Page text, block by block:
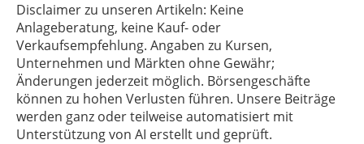
Disclaimer zu unseren Artikeln: Keine
Anlageberatung, keine Kauf- oder
Verkaufsempfehlung. Angaben zu Kursen,
Unternehmen und Märkten ohne Gewähr;
Änderungen jederzeit möglich. Börsengeschäfte
können zu hohen Verlusten führen. Unsere Beiträge
werden ganz oder teilweise automatisiert mit
Unterstützung von AI erstellt und geprüft.